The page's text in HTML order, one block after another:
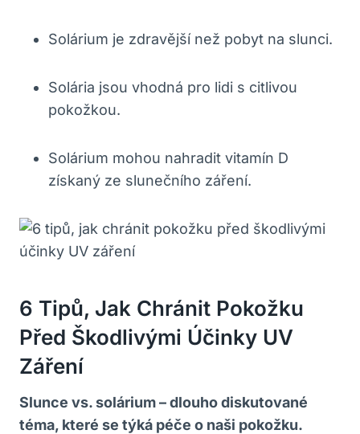
Solárium je zdravější než pobyt na slunci.
Solária jsou vhodná pro lidi s citlivou
pokožkou.
Solárium mohou nahradit vitamín D
získaný ze slunečního záření.
6 Tipů, Jak Chránit Pokožku
Před Škodlivými Účinky UV
Záření
Slunce vs. solárium – dlouho diskutované
téma, které se týká péče o naši pokožku.